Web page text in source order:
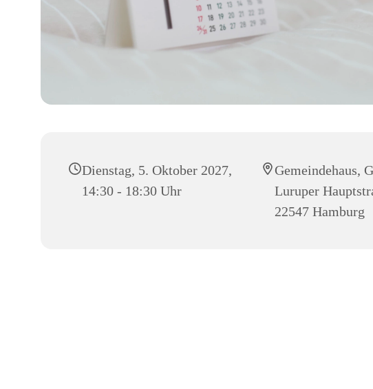
Dienstag, 5. Oktober 2027,
14:30 - 18:30 Uhr
Gemeindehaus,
Luruper
22547 Hamburg